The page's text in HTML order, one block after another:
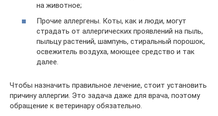
на животное;
Прочие аллергены. Коты, как и люди, могут
страдать от аллергических проявлений на пыль,
пыльцу растений, шампунь, стиральный порошок,
освежитель воздуха, моющее средство и так
далее.
Чтобы назначить правильное лечение, стоит установить
причину аллергии. Это задача даже для врача, поэтому
обращение к ветеринару обязательно.